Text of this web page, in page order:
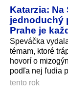
Katarzia:
jednoduchý
Prahe je
Speváčka
témam, ktoré
hovorí o
podľa nej ľudia
tento rok